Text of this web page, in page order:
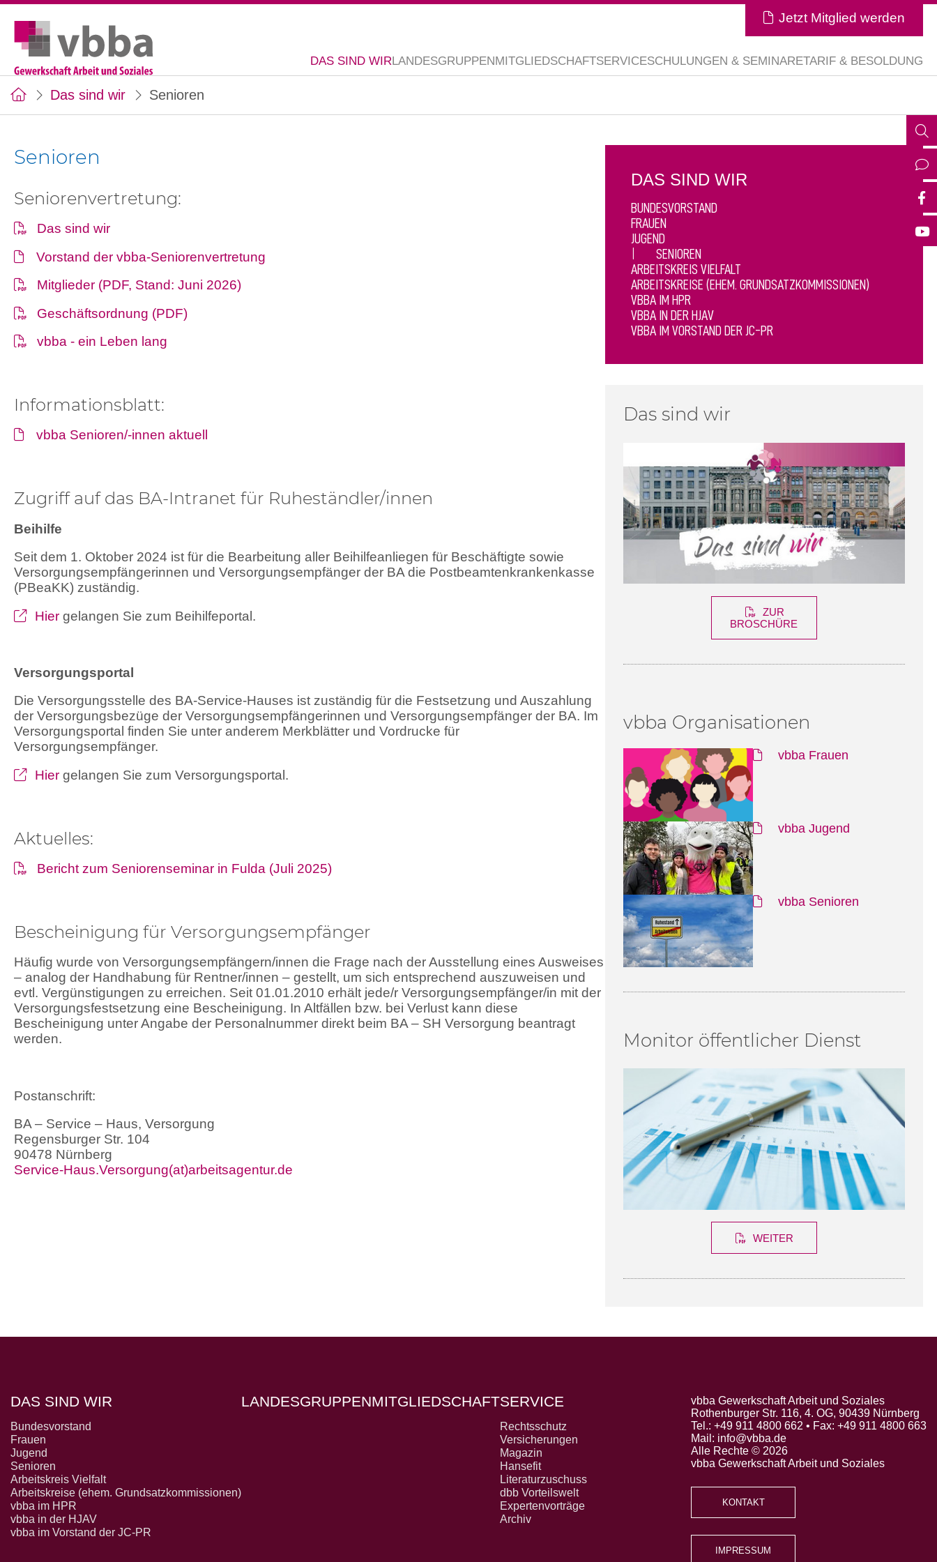
Jetzt Mitglied werden
DAS SIND WIRLANDESGRUPPENMITGLIEDSCHAFTSERVICESCHULUNGEN & SEMINARETARIF & BESOLDUNG
Das sind wir Senioren
Senioren
Seniorenvertretung:
Das sind wir
Vorstand der vbba-Seniorenvertretung
Mitglieder (PDF, Stand: Juni 2026)
Geschäftsordnung (PDF)
vbba - ein Leben lang
Informationsblatt:
vbba Senioren/-innen aktuell
Zugriff auf das BA-Intranet für Ruheständler/innen
Beihilfe
Seit dem 1. Oktober 2024 ist für die Bearbeitung aller Beihilfeanliegen für Beschäftigte sowie
Versorgungsempfängerinnen und Versorgungsempfänger der BA die Postbeamtenkrankenkasse
(PBeaKK) zuständig.
Hiergelangen Sie zum Beihilfeportal.
Versorgungsportal
Die Versorgungsstelle des BA-Service-Hauses ist zuständig für die Festsetzung und Auszahlung
der Versorgungsbezüge der Versorgungsempfängerinnen und Versorgungsempfänger der BA. Im
Versorgungsportal finden Sie unter anderem Merkblätter und Vordrucke für
Versorgungsempfänger.
Hiergelangen Sie zum Versorgungsportal.
Aktuelles:
Bericht zum Seniorenseminar in Fulda (Juli 2025)
Bescheinigung für Versorgungsempfänger
Häufig wurde von Versorgungsempfängern/innen die Frage nach der Ausstellung eines Ausweises
– analog der Handhabung für Rentner/innen – gestellt, um sich entsprechend auszuweisen und
evtl. Vergünstigungen zu erreichen. Seit 01.01.2010 erhält jede/r Versorgungsempfänger/in mit der
Versorgungsfestsetzung eine Bescheinigung. In Altfällen bzw. bei Verlust kann diese
Bescheinigung unter Angabe der Personalnummer direkt beim BA – SH Versorgung beantragt
werden.
Postanschrift:
BA – Service – Haus, Versorgung
Regensburger Str. 104
90478 Nürnberg
Service-Haus.Versorgung(at)arbeitsagentur.de
DAS SIND WIR
BUNDESVORSTAND
FRAUEN
JUGEND
SENIOREN
ARBEITSKREIS VIELFALT
ARBEITSKREISE (EHEM. GRUNDSATZKOMMISSIONEN)
VBBA IM HPR
VBBA IN DER HJAV
VBBA IM VORSTAND DER JC-PR
Das sind wir
ZUR
BROSCHÜRE
vbba Organisationen
vbba Frauen
vbba Jugend
vbba Senioren
Monitor öffentlicher Dienst
WEITER
DAS SIND WIR
Bundesvorstand
Frauen
Jugend
Senioren
Arbeitskreis Vielfalt
Arbeitskreise (ehem. Grundsatzkommissionen)
vbba im HPR
vbba in der HJAV
vbba im Vorstand der JC-PR
LANDESGRUPPENMITGLIEDSCHAFTSERVICE
Rechtsschutz
Versicherungen
Magazin
Hansefit
Literaturzuschuss
dbb Vorteilswelt
Expertenvorträge
Archiv
vbba Gewerkschaft Arbeit und Soziales
Rothenburger Str. 116, 4. OG, 90439 Nürnberg
Tel.: +49 911 4800 662 • Fax: +49 911 4800 663
Mail: info@vbba.de
Alle Rechte © 2026
vbba Gewerkschaft Arbeit und Soziales
KONTAKT
IMPRESSUM